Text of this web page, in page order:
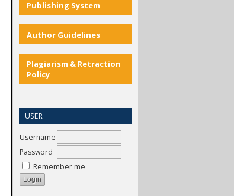
Publishing System
Author Guidelines
Plagiarism & Retraction
Policy
USER
Username
Password
Remember me